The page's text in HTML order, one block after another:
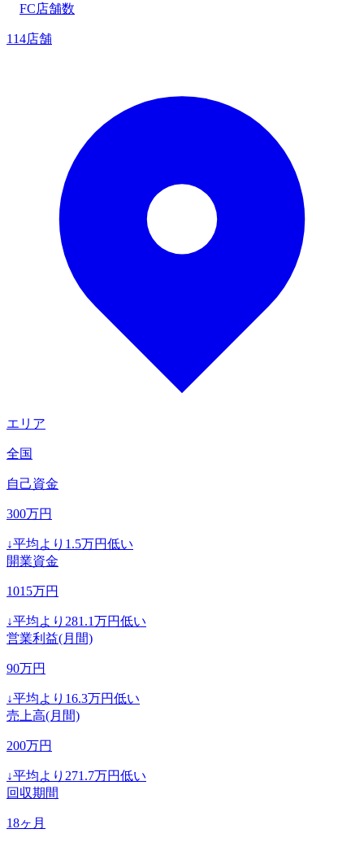
FC店舗数
114店舗
エリア
全国
自己資金
300万円
↓平均より 1.5万円低い
開業資金
1015万円
↓平均より 281.1万円低い
営業利益(月間)
90万円
↓平均より 16.3万円低い
売上高(月間)
200万円
↓平均より 271.7万円低い
回収期間
18ヶ月